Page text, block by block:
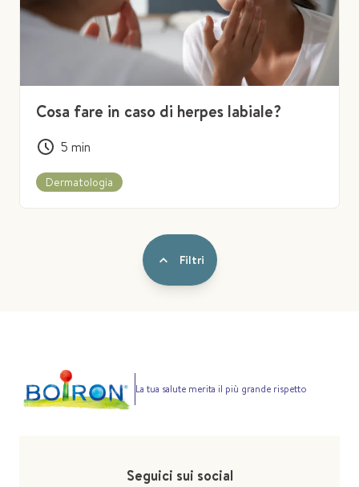
Cosa fare in caso di herpes labiale?
5 min
Dermatologia
Filtri
La tua salute merita il più grande rispetto
Seguici sui social